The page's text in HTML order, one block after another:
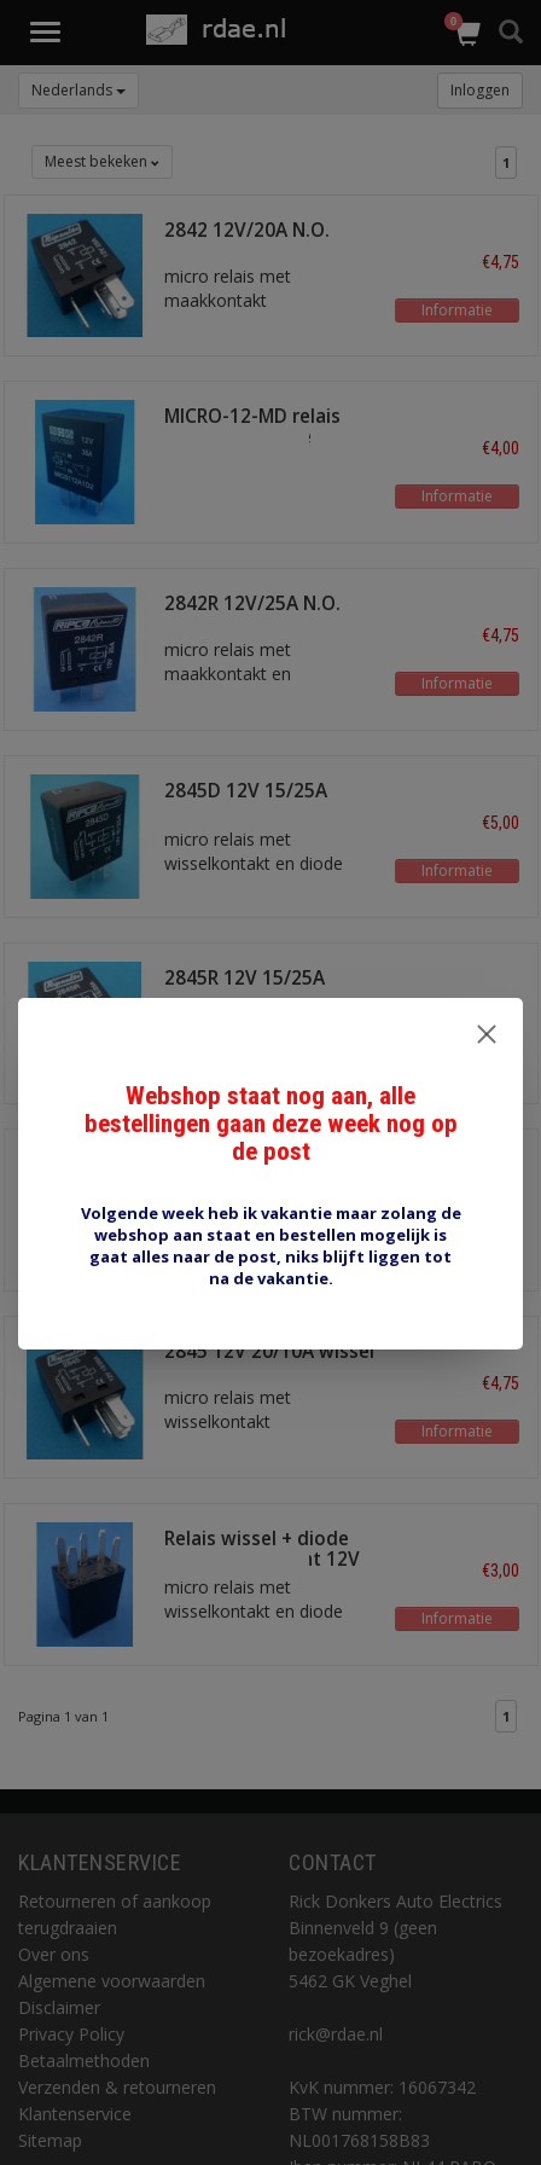
Toggle
0
Nederlands Inloggen
Meest bekeken 1
2842 12V/20A N.O.
micro relais met
maakkontakt
€4,75
Informatie
MICRO-12-MD relais
maak met diode
€4,00
Informatie
2842R 12V/25A N.O.
micro relais met
maakkontakt en
€4,75
Informatie
2845D 12V 15/25A
micro relais met
wisselkontakt en diode
€5,00
Informatie
2845R 12V 15/25A
wissel
Microrelais wissel
micro relais met
wisselkontakt en
weerstand parallel aan de
Informatie
2845 12V 20/10A wissel
micro relais met
wisselkontakt
€4,75
Informatie
Relais wissel + diode
ISO 280 footprint 12V
micro relais met
wisselkontakt en diode
€3,00
Informatie
Pagina 1 van 1 1
KLANTENSERVICE
Retourneren of aankoop
terugdraaien
Over ons
Algemene voorwaarden
Disclaimer
Privacy Policy
Betaalmethoden
Verzenden & retourneren
Klantenservice
Sitemap
CONTACT
Rick Donkers Auto Electrics
Binnenveld 9 (geen
bezoekadres)
5462 GK Veghel
rick@rdae.nl
KvK nummer: 16067342
BTW nummer:
NL001768158B83
Webshop staat nog aan, alle
bestellingen gaan deze week nog op
de post
Volgende week heb ik vakantie maar zolang de
webshop aan staat en bestellen mogelijk is
gaat alles naar de post, niks blijft liggen tot
na de vakantie.